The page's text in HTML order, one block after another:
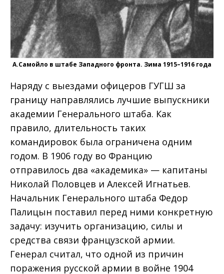
А.Самойло в штабе Западного фронта. Зима 1915–1916 года
Наряду с выездами офицеров ГУГШ за
границу направлялись лучшие выпускники
академии Генерального штаба. Как
правило, длительность таких
командировок была ограничена одним
годом. В 1906 году во Францию
отправилось два «академика» — капитаны
Николай Половцев и Алексей Игнатьев.
Начальник Генерального штаба Федор
Палицын поставил перед ними конкретную
задачу: изучить организацию, силы и
средства связи французской армии.
Генерал считал, что одной из причин
поражения русской армии в войне 1904